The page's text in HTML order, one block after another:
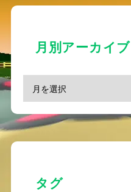
月別アーカイブ
タグ